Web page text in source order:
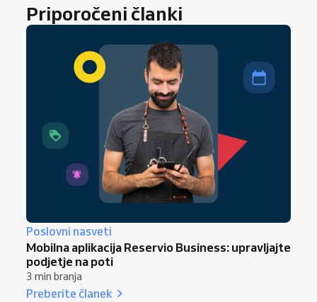
Priporočeni članki
Poslovni nasveti
Mobilna aplikacija Reservio Business: upravljajte
podjetje na poti
3 min branja
Preberite članek